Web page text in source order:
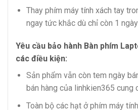
Thay phím máy tính xách tay
ngay tức khắc dù chỉ còn 1
Yêu cầu bảo hành Bàn phím
các điều kiện:
Sản phẩm vẫn còn tem ngày
bán hàng của linhkien365 cung
Toàn bộ các hạt ở phím máy